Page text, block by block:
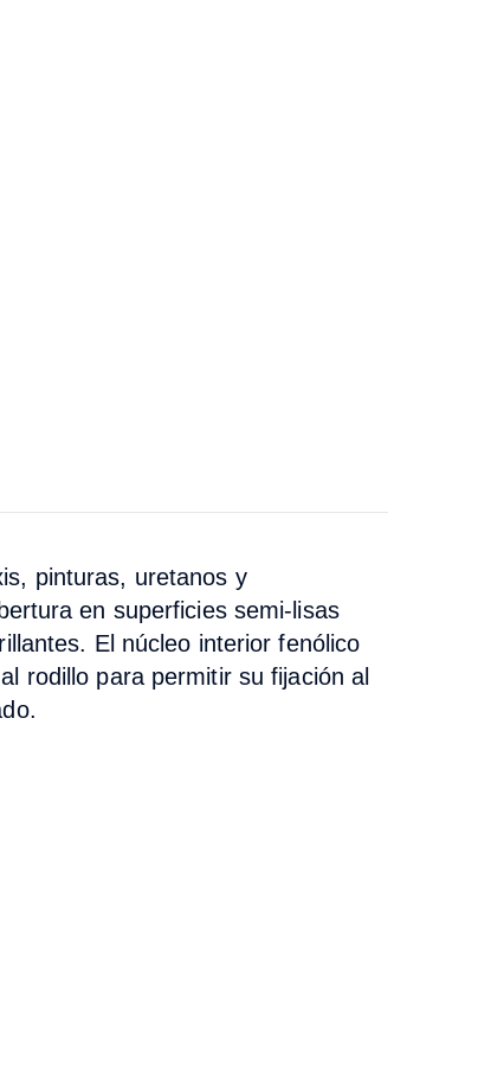
pinturas, uretanos y
en superficies semi-lisas
El núcleo interior fenólico
rodillo para permitir su fijación al